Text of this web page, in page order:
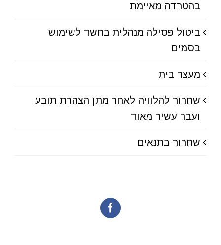
בהטרדה מאיימת
ביטול פסילה מנהלית בחשד לשימוש
בסמים
מעצר בית
שחרור להלוויה לאחר מתן הצהרת תובע
ועבר עשיר מאוד
שחרור בתנאים